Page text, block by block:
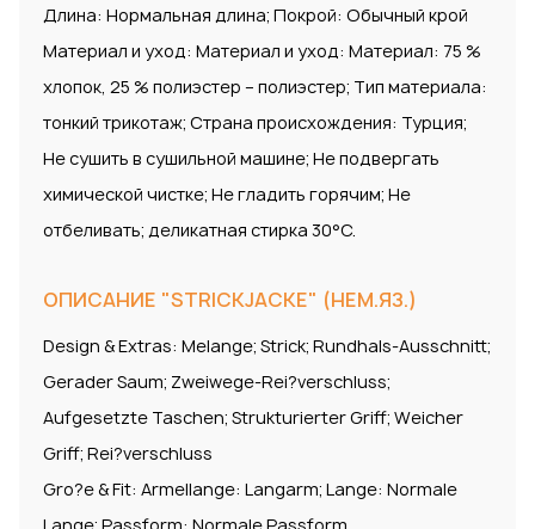
Длина: Нормальная длина; Покрой: Обычный крой
Материал и уход: Материал и уход: Материал: 75 %
хлопок, 25 % полиэстер – полиэстер; Тип материала:
тонкий трикотаж; Страна происхождения: Турция;
Не сушить в сушильной машине; Не подвергать
химической чистке; Не гладить горячим; Не
отбеливать; деликатная стирка 30°С.
ОПИСАНИЕ "STRICKJACKE" (НЕМ.ЯЗ.)
Design & Extras: Melange; Strick; Rundhals-Ausschnitt;
Gerader Saum; Zweiwege-Rei?verschluss;
Aufgesetzte Taschen; Strukturierter Griff; Weicher
Griff; Rei?verschluss
Gro?e & Fit: Armellange: Langarm; Lange: Normale